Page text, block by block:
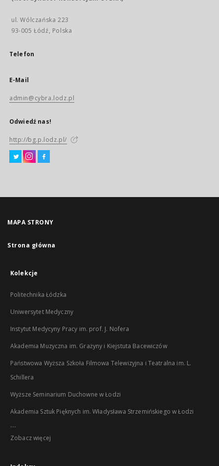
ul. Wólczańska 223
93-005 Łódź, Polska
Telefon
E-Mail
admin@cybra.lodz.pl
Odwiedź nas!
http://bg.p.lodz.pl/
MAPA STRONY
Strona główna
Kolekcje
Politechnika Łódzka
Uniwersytet Medyczny
Instytut Medycyny Pracy im. prof. J. Nofera
Akademia Muzyczna im. Grażyny i Kiejstuta Bacewiczów
Państwowa Wyższa Szkoła Filmowa Telewizyjna i Teatralna im. L.
Schillera
Wyższe Seminarium Duchowne w Łodzi
Akademia Sztuk Pięknych im. Władysława Strzemińskiego w Łodzi
...
Zobacz więcej